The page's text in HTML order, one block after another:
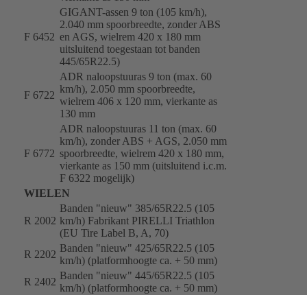
F 6452
GIGANT-assen 9 ton (105 km/h),
2.040 mm spoorbreedte, zonder ABS
en AGS, wielrem 420 x 180 mm
uitsluitend toegestaan tot banden
445/65R22.5)
F 6722
ADR naloopstuuras 9 ton (max. 60
km/h), 2.050 mm spoorbreedte,
wielrem 406 x 120 mm, vierkante as
130 mm
F 6772
ADR naloopstuuras 11 ton (max. 60
km/h), zonder ABS + AGS, 2.050 mm
spoorbreedte, wielrem 420 x 180 mm,
vierkante as 150 mm (uitsluitend i.c.m.
F 6322 mogelijk)
WIELEN
R 2002
Banden "nieuw" 385/65R22.5 (105
km/h) Fabrikant PIRELLI Triathlon
(EU Tire Label B, A, 70)
R 2202
Banden "nieuw" 425/65R22.5 (105
km/h) (platformhoogte ca. + 50 mm)
R 2402
Banden "nieuw" 445/65R22.5 (105
km/h) (platformhoogte ca. + 50 mm)